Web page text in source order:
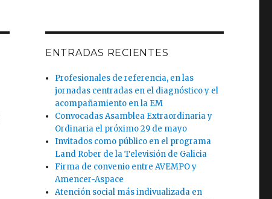
ENTRADAS RECIENTES
Profesionales de referencia, en las
jornadas centradas en el diagnóstico y el
acompañamiento en la EM
Convocadas Asamblea Extraordinaria y
Ordinaria el próximo 29 de mayo
Invitados como público en el programa
Land Rober de la Televisión de Galicia
Firma de convenio entre AVEMPO y
Amencer-Aspace
Atención social más indivualizada en